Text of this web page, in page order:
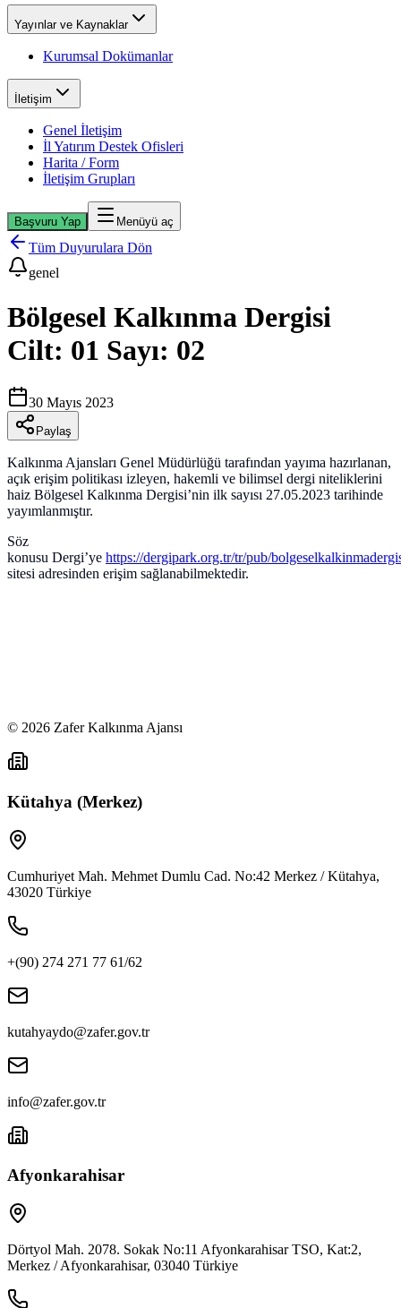
Yayınlar ve Kaynaklar
Kurumsal Dokümanlar
İletişim
Genel İletişim
İl Yatırım Destek Ofisleri
Harita / Form
İletişim Grupları
Başvuru Yap Menüyü aç
Tüm Duyurulara Dön
genel
Bölgesel Kalkınma Dergisi
Cilt: 01 Sayı: 02
30 Mayıs 2023
Paylaş
Kalkınma Ajansları Genel Müdürlüğü tarafından yayıma hazırlanan,
açık erişim politikası izleyen, hakemli ve bilimsel dergi niteliklerini
haiz Bölgesel Kalkınma Dergisi’nin ilk sayısı 27.05.2023 tarihinde
yayımlanmıştır.
Söz
konusu Dergi’ye https://dergipark.org.tr/tr/pub/
sitesi adresinden erişim sağlanabilmektedir.
© 2026 Zafer Kalkınma Ajansı
Kütahya (Merkez)
Cumhuriyet Mah. Mehmet Dumlu Cad. No:42 Merkez / Kütahya,
43020 Türkiye
+(90) 274 271 77 61/62
kutahyaydo@zafer.gov.tr
info@zafer.gov.tr
Afyonkarahisar
Dörtyol Mah. 2078. Sokak No:11 Afyonkarahisar TSO, Kat:2,
Merkez / Afyonkarahisar, 03040 Türkiye